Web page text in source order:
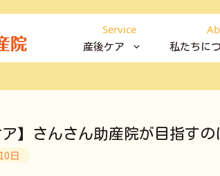
Service
産後ケア 私たちに
ア】さんさん助産院が目指す
日